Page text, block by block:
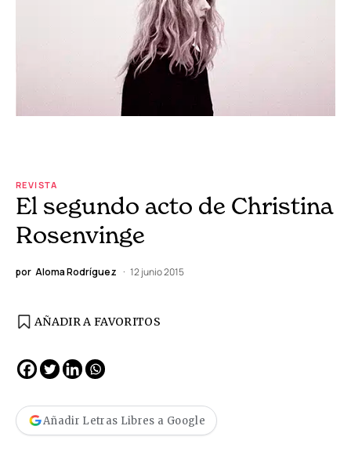
REVISTA
El segundo acto de Christina
Rosenvinge
por Aloma Rodríguez 12 junio 2015
AÑADIR A FAVORITOS
Añadir Letras Libres a Google